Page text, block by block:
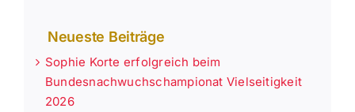
Neueste Beiträge
Sophie Korte erfolgreich beim
Bundesnachwuchschampionat Vielseitigkeit
2026